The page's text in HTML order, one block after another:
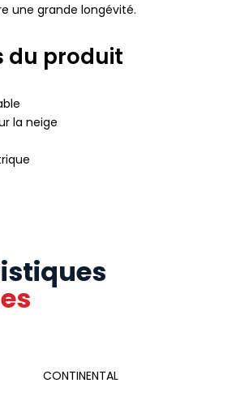
une grande longévité.
du produit
la neige
CONTINENTAL